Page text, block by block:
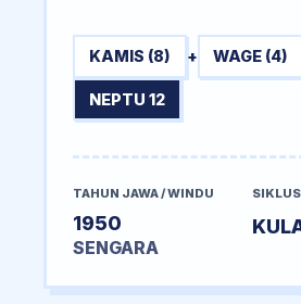
KAMIS (8) + WAGE (4)
NEPTU 12
TAHUN JAWA / WINDU
1950
SENGARA